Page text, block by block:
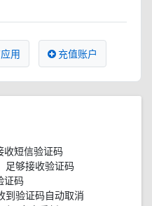
用 充值账户
收短信验证码
足够接收验证码
证码
到验证码自动取消